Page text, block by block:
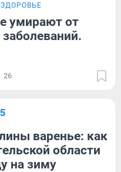
умирают от
26
варенье: как
области
на зиму